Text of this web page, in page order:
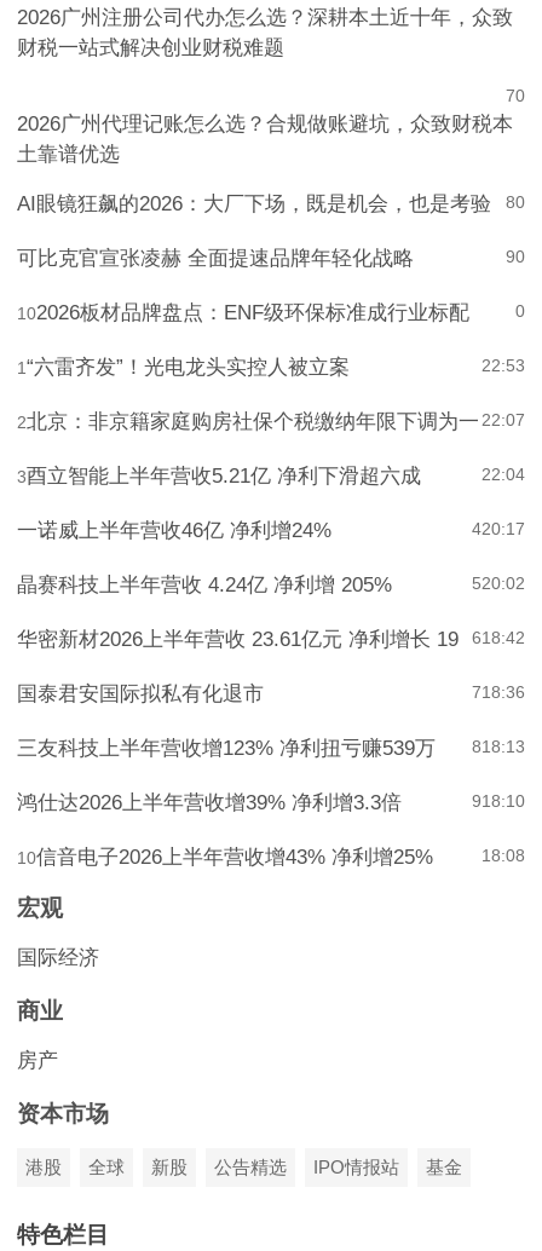
2026广州注册公司代办怎么选？深耕本土近十年，众致
财税一站式解决创业财税难题
0
7
2026广州代理记账怎么选？合规做账避坑，众致财税本
土靠谱优选
0
8
AI眼镜狂飙的2026：大厂下场，既是机会，也是考验
0
9
可比克官宣张凌赫 全面提速品牌年轻化战略
0
102026板材品牌盘点：ENF级环保标准成行业标配
22:53
1“六雷齐发”！光电龙头实控人被立案
22:07
2北京：非京籍家庭购房社保个税缴纳年限下调为一
22:04
3酉立智能上半年营收5.21亿 净利下滑超六成
20:17
4
一诺威上半年营收46亿 净利增24%
20:02
5
晶赛科技上半年营收 4.24亿 净利增 205%
18:42
6
华密新材2026上半年营收 23.61亿元 净利增长 19
18:36
7
国泰君安国际拟私有化退市
18:13
8
三友科技上半年营收增123% 净利扭亏赚539万
18:10
9
鸿仕达2026上半年营收增39% 净利增3.3倍
18:08
10信音电子2026上半年营收增43% 净利增25%
宏观
国际经济
商业
房产
资本市场
港股 全球 新股 公告精选 IPO情报站 基金
特色栏目